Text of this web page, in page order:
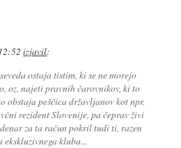
izjavil:
ostaja tistim, ki se ne morejo
oz. najeti pravnih čarovnikov, ki to
obstaja peščica državljanov kot npr.
rezident Slovenije, pa čeprav živi
za ta račun pokril tudi ti, razen
ekskluzivnega kluba...